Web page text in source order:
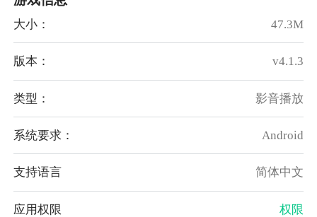
大小： 47.3M
版本： v4.1.3
类型： 影音播放
系统要求： Android
支持语言 简体中文
应用权限 权限